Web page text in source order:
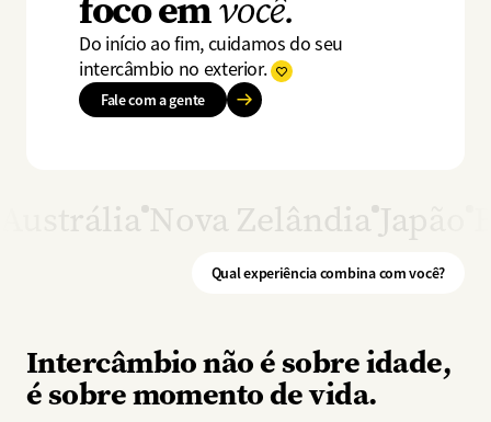
Do início ao fim, cuidamos do seu
intercâmbio no exterior.
Fale com a gente
Austrália Nova Zelândia Japão
Intercâmbio não é sobre idade,
é sobre momento de vida.
Qual experiência combina com você?